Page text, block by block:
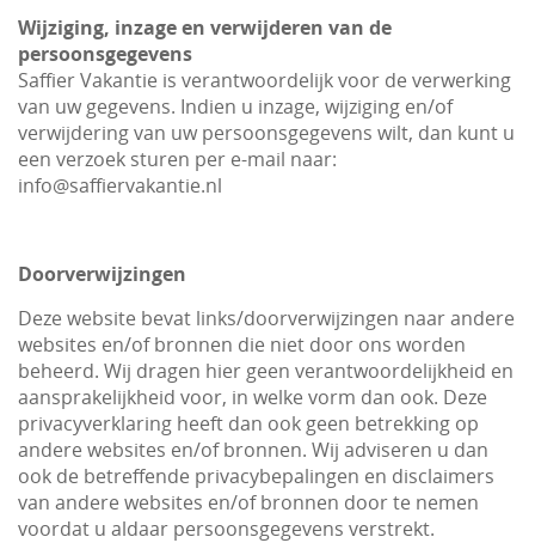
Wijziging, inzage en verwijderen van de
persoonsgegevens
Saffier Vakantie is verantwoordelijk voor de verwerking
van uw gegevens. Indien u inzage, wijziging en/of
verwijdering van uw persoonsgegevens wilt, dan kunt u
een verzoek sturen per e-mail naar:
info@saffiervakantie.nl
Doorverwijzingen
Deze website bevat links/doorverwijzingen naar andere
websites en/of bronnen die niet door ons worden
beheerd. Wij dragen hier geen verantwoordelijkheid en
aansprakelijkheid voor, in welke vorm dan ook. Deze
privacyverklaring heeft dan ook geen betrekking op
andere websites en/of bronnen. Wij adviseren u dan
ook de betreffende privacybepalingen en disclaimers
van andere websites en/of bronnen door te nemen
voordat u aldaar persoonsgegevens verstrekt.